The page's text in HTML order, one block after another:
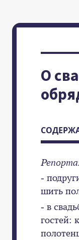
О
-
шить
- в
гостей: